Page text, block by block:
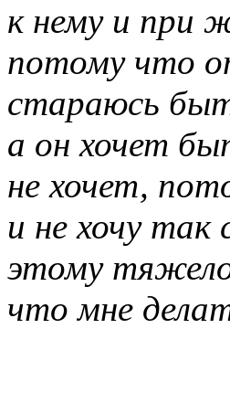
к нему и при
потому что
стараюсь
а он хочет
не хочет,
и не хочу так
этому
что мне